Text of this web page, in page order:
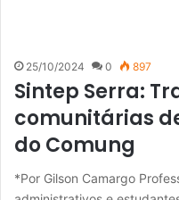
25/10/2024 0 897
Sintep Serra:
comunitárias
do Comung
*Por Gilson Camargo